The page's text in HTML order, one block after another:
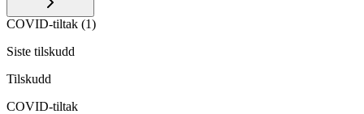
COVID-tiltak (1)
Siste tilskudd
Tilskudd
COVID-tiltak